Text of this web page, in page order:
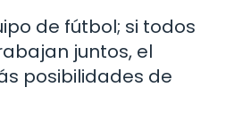
de fútbol; si todos
juntos, el
posibilidades de